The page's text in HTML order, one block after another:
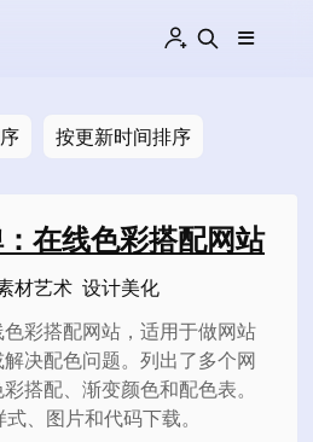
按更新时间排序
在线色彩搭配网站
材艺术 设计美化
彩搭配网站，适用于做网站
决配色问题。列出了多个网
搭配、渐变颜色和配色表。
、图片和代码下载。